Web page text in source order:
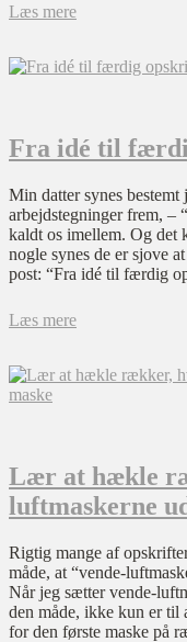
Læs mere
Fra idé til
Min datter synes
arbejdstegninger frem, –
kaldt os imellem. Og det
nogle synes de er sjove
post: “Fra idé til færdig
Læs mere
Lær at hækle
luftmaskerne
Rigtig mange af
måde, at “vende-
Når jeg sætter vende-
den måde, ikke kun er til
for den første maske på